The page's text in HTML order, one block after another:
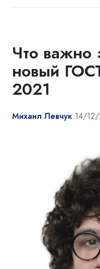
Что важно
новый
2021
Михаил Левчук 14/12/